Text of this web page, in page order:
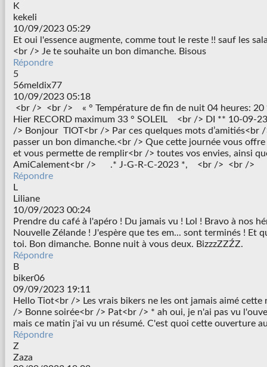
K
kekeli
10/09/2023 05:29
Et oui l'essence augmente, comme tout le reste !! sauf les
<br /> Je te souhaite un bon dimanche. Bisous
Répondre
5
56meldix77
10/09/2023 05:18
<br /> <br /> « ° Température de fin de nuit 04 heures:
Hier RECORD maximum 33 ° SOLEIL <br /> DI ** 10-09-
/> Bonjour TIOT<br /> Par ces quelques mots d’amitiés<br
passer un bon dimanche.<br /> Que cette journée vous
et vous permette de remplir<br /> toutes vos envies, ainsi
AmiCalement<br /> .* J-G-R-C-2023 *, <br /> <br />
Répondre
L
Liliane
10/09/2023 00:24
Prendre du café à l'apéro ! Du jamais vu ! Lol ! Bravo à nos
Nouvelle Zélande ! J'espère que tes em... sont terminés ! Et
toi. Bon dimanche. Bonne nuit à vous deux. BizzzZZŹZ.
Répondre
B
biker06
09/09/2023 19:11
Hello Tiot<br /> Les vrais bikers ne les ont jamais aimé cette
/> Bonne soirée<br /> Pat<br /> * ah oui, je n'ai pas vu
mais ce matin j'ai vu un résumé. C'est quoi cette ouverture
Répondre
Z
Zaza